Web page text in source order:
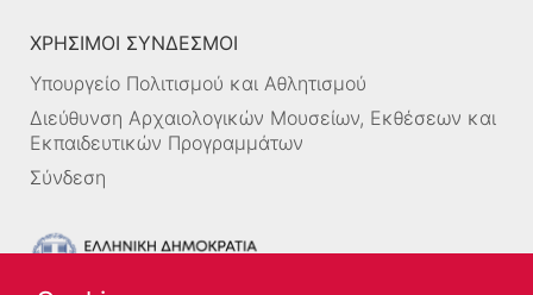
ΧΡΗΣΙΜΟΙ ΣΥΝΔΕΣΜΟΙ
Υπουργείο Πολιτισμού και Αθλητισμού
Διεύθυνση Αρχαιολογικών Μουσείων, Εκθέσεων και
Εκπαιδευτικών Προγραμμάτων
Σύνδεση